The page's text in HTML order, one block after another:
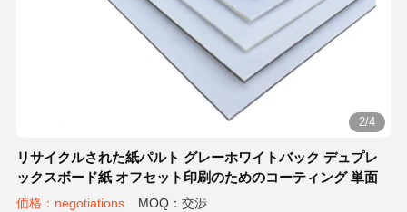
2/4
リサイクルされた紙パルト グレーホワイトバック デュプレ
ックスボード紙 オフセット印刷のためのコーティング 単面
価格：negotiations MOQ：交渉